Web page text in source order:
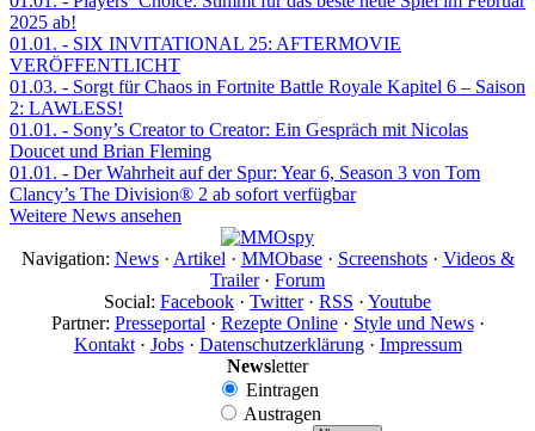
2025 ab!
01.01. - SIX INVITATIONAL 25: AFTERMOVIE
VERÖFFENTLICHT
01.03. - Sorgt für Chaos in Fortnite Battle Royale Kapitel 6 – Saison
2: LAWLESS!
01.01. - Sony’s Creator to Creator: Ein Gespräch mit Nicolas
Doucet und Brian Fleming
01.01. - Der Wahrheit auf der Spur: Year 6, Season 3 von Tom
Clancy’s The Division® 2 ab sofort verfügbar
Weitere News ansehen
Navigation: News· Artikel · MMObase· Screenshots· Videos &
Trailer· Forum
Social: Facebook · Twitter· RSS · Youtube
Partner: Presseportal · Rezepte Online· Style und News·
Kontakt· Jobs· Datenschutzerklärung· Impressum
Newsletter
Eintragen
Austragen